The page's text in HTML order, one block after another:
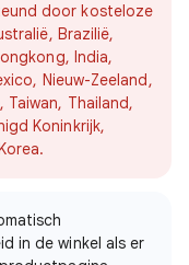
door kosteloze
Brazilië,
India,
Nieuw-Zeeland,
Thailand,
Koninkrijk,
in de winkel als er